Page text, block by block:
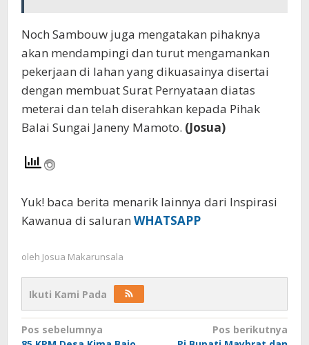
Noch Sambouw juga mengatakan pihaknya
akan mendampingi dan turut mengamankan
pekerjaan di lahan yang dikuasainya disertai
dengan membuat Surat Pernyataan diatas
meterai dan telah diserahkan kepada Pihak
Balai Sungai Janeny Mamoto. (Josua)
Yuk! baca berita menarik lainnya dari Inspirasi
Kawanua di saluran WHATSAPP
oleh Josua Makarunsala
Ikuti Kami Pada
Navigasi
Pos sebelumnya
Pos berikutnya